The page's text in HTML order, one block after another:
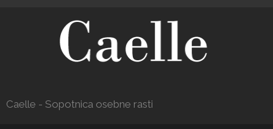
Caelle - Sopotnica osebne rasti